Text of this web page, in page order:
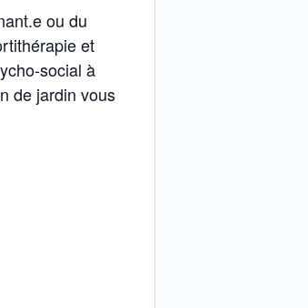
ou du
et
social à
de jardin vous